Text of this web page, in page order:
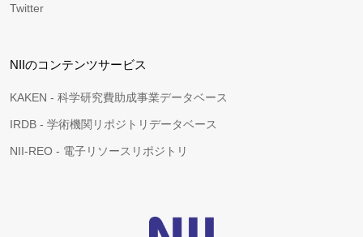
Twitter
NIIのコンテンツサービス
KAKEN - 科学研究費助成事業データベース
IRDB - 学術機関リポジトリデータベース
NII-REO - 電子リソースリポジトリ